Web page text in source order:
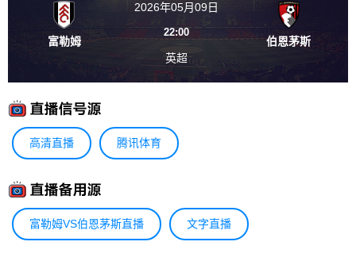
富勒姆
2026年05月09日
22:00
英超
伯恩茅斯
高清直播 腾讯体育
富勒姆VS伯恩茅斯直播 文字直播